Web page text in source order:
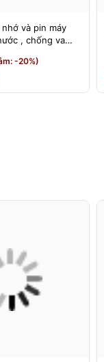
và pin máy
, chống va
-20%)